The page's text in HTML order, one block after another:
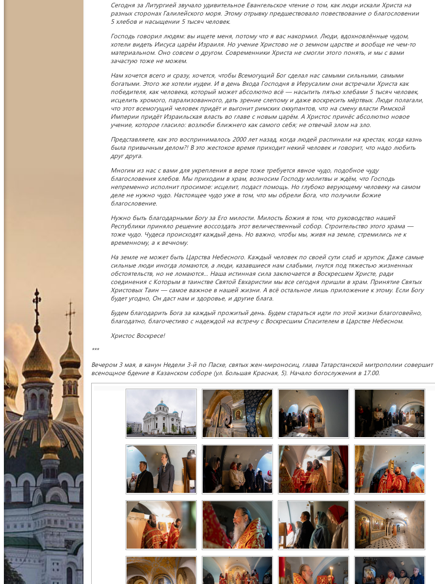
Сегодня за Литургией звучало удивительное Евангельское чтение о том, как люди искали Христа на
разных сторонах Галилейского моря. Этому отрывку предшествовало повествование о благословении
5 хлебов и насыщении 5 тысяч человек.
Господь говорил людям: вы ищете меня, потому что я вас накормил. Люди, вдохновлённые чудом,
хотели видеть Иисуса царём Израиля. Но учение Христово не о земном царстве и вообще не чем-то
материальном. Оно совсем о другом. Современники Христа не смогли этого понять, и мы с вами
зачастую тоже не можем.
Нам хочется всего и сразу, хочется, чтобы Всемогущий Бог сделал нас самыми сильными, самыми
богатыми. Этого же хотели иудеи. И в день Входа Господня в Иерусалим они встречали Христа как
победителя, как человека, который может абсолютно всё — насытить пятью хлебами 5 тысяч человек,
исцелить хромого, парализованного, дать зрение слепому и даже воскресить мёртвых. Люди полагали,
что этот всемогущий человек придёт и выгонит римских оккупантов, что на смену власти Римской
Империи придёт Израильская власть во главе с новым царём. А Христос принёс абсолютно новое
учение, которое гласило: возлюби ближнего как самого себя; не отвечай злом на зло.
Представляете, как это воспринималось 2000 лет назад, когда людей распинали на крестах, когда казнь
была привычным делом?! В это жестокое время приходит некий человек и говорит, что надо любить
друг друга.
Многим из нас с вами для укрепления в вере тоже требуется явное чудо, подобное чуду
благословения хлебов. Мы приходим в храм, возносим Господу молитвы и ждём, что Господь
непременно исполнит просимое: исцелит, подаст помощь. Но глубоко верующему человеку на самом
деле не нужно чудо. Настоящее чудо уже в том, что мы обрели Бога, что получили Божие
благословение.
Нужно быть благодарными Богу за Его милости. Милость Божия в том, что руководство нашей
Республики приняло решение воссоздать этот величественный собор. Строительство этого храма —
тоже чудо. Чудеса происходят каждый день. Но важно, чтобы мы, живя на земле, стремились не к
временному, а к вечному.
На земле не может быть Царства Небесного. Каждый человек по своей сути слаб и хрупок. Даже самые
сильные люди иногда ломаются, а люди, казавшиеся нам слабыми, гнутся под тяжестью жизненных
обстоятельств, но не ломаются... Наша истинная сила заключается в Воскресшем Христе, ради
соединения с Которым в таинстве Святой Евхаристии мы все сегодня пришли в храм. Принятие Святых
Христовых Таин — самое важное в нашей жизни. А всё остальное лишь приложение к этому. Если Богу
будет угодно, Он даст нам и здоровье, и другие блага.
Будем благодарить Бога за каждый прожитый день. Будем стараться идти по этой жизни благоговейно,
благодатно, благочестиво с надеждой на встречу с Воскресшим Спасителем в Царстве Небесном.
Христос Воскресе!
***
Вечером 3 мая, в канун Недели 3-й по Пасхе, святых жен-мироносиц, глава Татарстанской митрополии совершит
всенощное бдение в Казанском соборе (ул. Большая Красная, 5). Начало богослужения в 17.00.